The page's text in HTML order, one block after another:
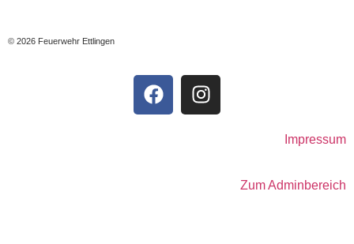
© 2026 Feuerwehr Ettlingen
Impressum
Zum Adminbereich